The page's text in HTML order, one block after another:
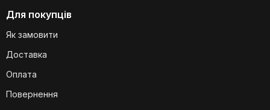
Для покупців
Як замовити
Доставка
Оплата
Повернення